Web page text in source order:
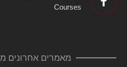
Courses
מאמרים אחרונים